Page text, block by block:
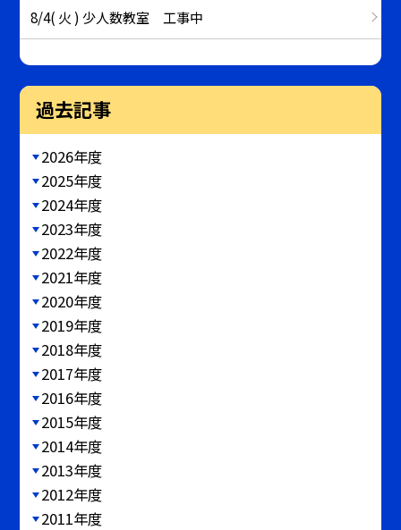
8/4( 火 ) 少人数教室 工事中
過去記事
2026年度
2025年度
2024年度
2023年度
2022年度
2021年度
2020年度
2019年度
2018年度
2017年度
2016年度
2015年度
2014年度
2013年度
2012年度
2011年度